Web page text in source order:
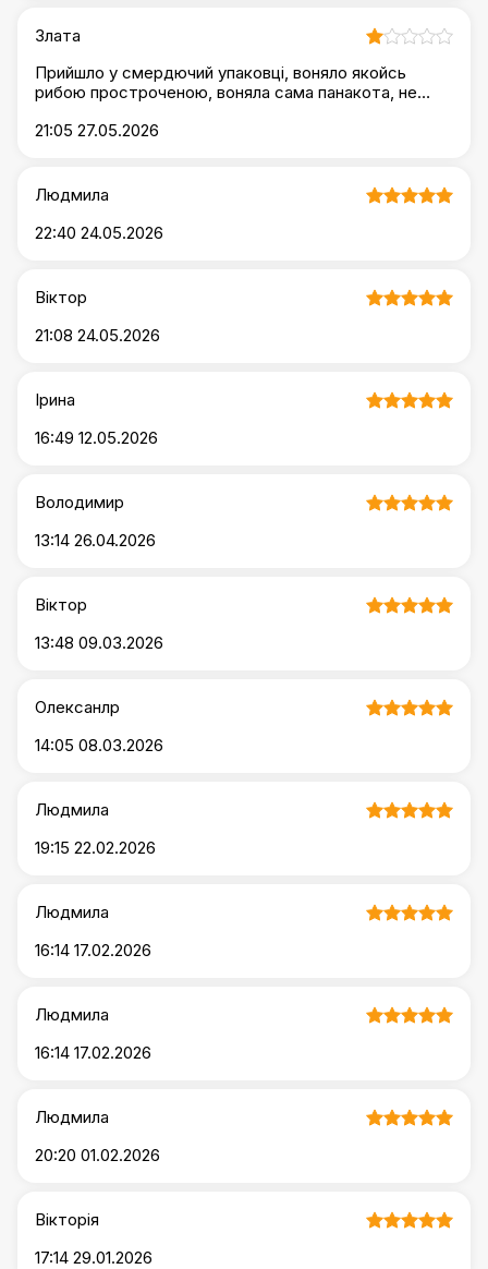
Злата
Прийшло у смердючий упаковці, воняло якойсь
рибою простроченою, воняла сама панакота, не
була не смачна
21:05 27.05.2026
Людмила
22:40 24.05.2026
Віктор
21:08 24.05.2026
Ірина
16:49 12.05.2026
Володимир
13:14 26.04.2026
Віктор
13:48 09.03.2026
Олексанлр
14:05 08.03.2026
Людмила
19:15 22.02.2026
Людмила
16:14 17.02.2026
Людмила
16:14 17.02.2026
Людмила
20:20 01.02.2026
Вікторія
17:14 29.01.2026